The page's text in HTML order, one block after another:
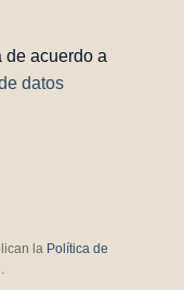
de acuerdo a
datos
la Política de